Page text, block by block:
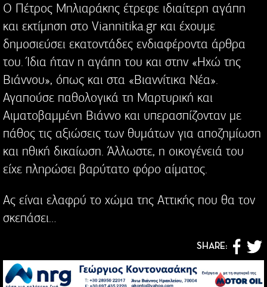
Ο Πέτρος Μηλιαράκης έτρεφε ιδιαίτερη αγάπη
και εκτίμηση στo Viannitika.gr και έχουμε
δημοσιεύσει εκατοντάδες ενδιαφέροντα άρθρα
του. Ίδια ήταν η αγάπη του και στην «Ηχώ της
Βιάννου», όπως και στα «Βιαννίτικα Νέα».
Αγαπούσε παθολογικά τη Μαρτυρική και
Αιματοβαμμένη Βιάννο και υπερασπίζονταν με
πάθος τις αξιώσεις των θυμάτων για αποζημίωση
και ηθική δικαίωση. Άλλωστε, η οικογένειά του
είχε πληρώσει βαρύτατο φόρο αίματος.
Ας είναι ελαφρύ το χώμα της Αττικής που θα τον
σκεπάσει…
SHARE: